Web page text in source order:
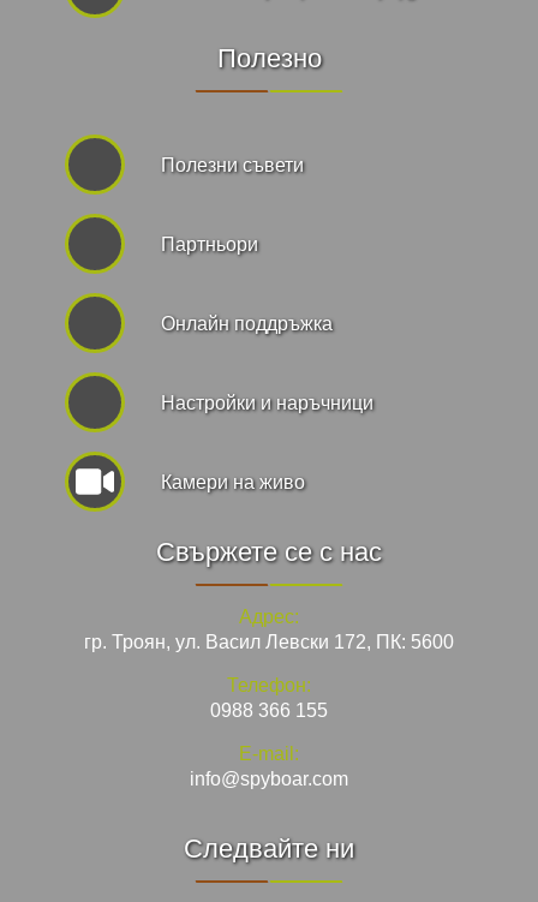
Полезно
Полезни съвети
Партньори
Онлайн поддръжка
Hастройки и наръчници
Камери на живо
Свържете се с нас
Адрес:
гр. Троян, ул. Васил Левски 172, ПК: 5600
Телефон:
0988 366 155
E-mail:
info@spyboar.com
Следвайте ни